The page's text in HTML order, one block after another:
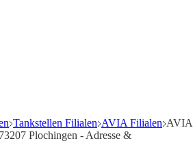
Tankstellen Filialen AVIA Filialen AVIA
Plochingen - Adresse &